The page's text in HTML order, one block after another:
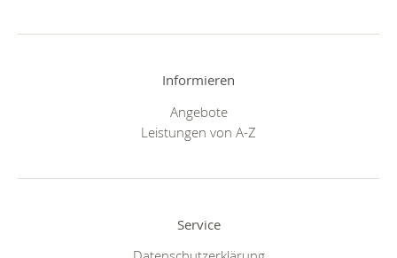
Informieren
Angebote
Leistungen von A-Z
Service